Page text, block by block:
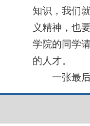
知识，我们
义精神，也
学院的同学
的人才。
一张最